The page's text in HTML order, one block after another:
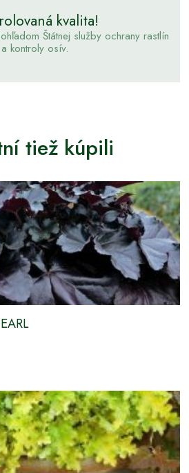
kvalita!
Štátnej služby ochrany rastlín
a kontroly osív.
tiež kúpili